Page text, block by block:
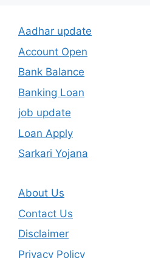
Aadhar update
Account Open
Bank Balance
Banking Loan
job update
Loan Apply
Sarkari Yojana
About Us
Contact Us
Disclaimer
Privacy Policy